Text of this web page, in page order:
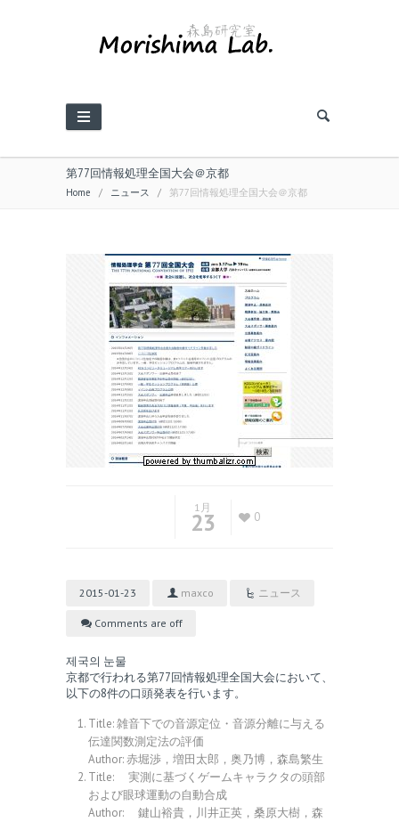
第77回情報処理全国大会＠京都
Home / ニュース / 第77回情報処理全国大会＠京都
1月
23 0
2015-01-23 maxco ニュース
Comments are off
제국의 눈물
京都で行われる第77回情報処理全国大会において、
以下の8件の口頭発表を行います。
Title: 雑音下での音源定位・音源分離に与える
伝達関数測定法の評価
Author: 赤堀渉，増田太郎，奥乃博，森島繁生
Title: 実測に基づくゲームキャラクタの頭部
および眼球運動の自動合成
Author: 鍵山裕貴，川井正英，桑原大樹，森